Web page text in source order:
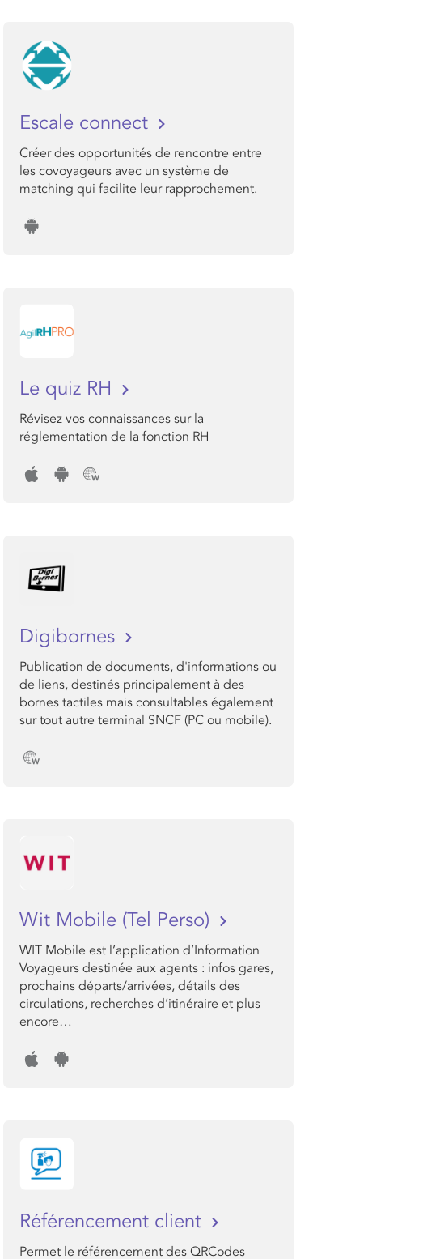
Escale connect
Créer des opportunités de rencontre entre
les covoyageurs avec un système de
matching qui facilite leur rapprochement.
Le quiz RH
Révisez vos connaissances sur la
réglementation de la fonction RH
Digibornes
Publication de documents, d'informations ou
de liens, destinés principalement à des
bornes tactiles mais consultables également
sur tout autre terminal SNCF (PC ou mobile).
Wit Mobile (Tel Perso)
WIT Mobile est l’application d’Information
Voyageurs destinée aux agents : infos gares,
prochains départs/arrivées, détails des
circulations, recherches d’itinéraire et plus
encore…
Référencement client
Permet le référencement des QRCodes